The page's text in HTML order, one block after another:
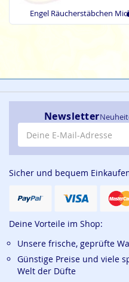
Engel Räucherstäbchen
Newsletter
Sicher und bequem
Deine Vorteile im Shop:
Unsere frische, geprüfte
Günstige Preise und viele
Welt der Düfte